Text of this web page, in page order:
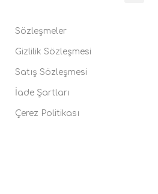
Sözleşmeler
Gizlilik Sözleşmesi
Satış Sözleşmesi
İade Şartları
Çerez Politikası